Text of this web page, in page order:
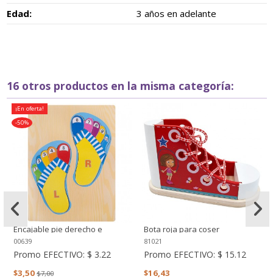
Edad:
3 años en adelante
16 otros productos en la misma categoría:
¡En oferta!
-50%
Encajable pie derecho e
izquierdo
00639
Promo EFECTIVO: $ 3.22
$3,50 $7,00
Bota roja para coser
81021
Promo EFECTIVO: $ 15.12
$16,43